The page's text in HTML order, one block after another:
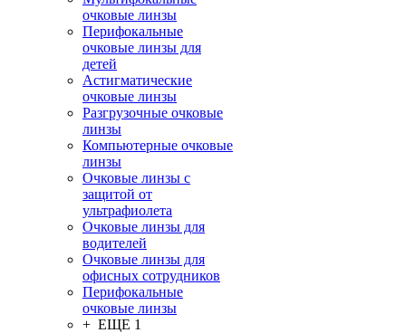
очковые линзы
Перифокальные
очковые линзы для
детей
Астигматические
очковые линзы
Разгрузочные очковые
линзы
Компьютерные очковые
линзы
Очковые линзы с
защитой от
ультрафиолета
Очковые линзы для
водителей
Очковые линзы для
офисных сотрудников
Перифокальные
очковые линзы
+ ЕЩЕ 1